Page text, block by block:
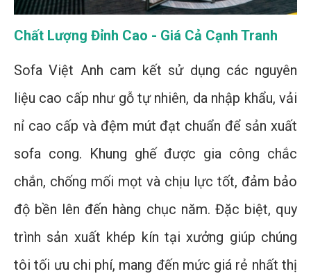
Chất Lượng Đỉnh Cao - Giá Cả Cạnh Tranh
Sofa Việt Anh cam kết sử dụng các nguyên
liệu cao cấp như gỗ tự nhiên, da nhập khẩu, vải
nỉ cao cấp và đệm mút đạt chuẩn để sản xuất
sofa cong. Khung ghế được gia công chắc
chắn, chống mối mọt và chịu lực tốt, đảm bảo
độ bền lên đến hàng chục năm. Đặc biệt, quy
trình sản xuất khép kín tại xưởng giúp chúng
tôi tối ưu chi phí, mang đến mức giá rẻ nhất thị